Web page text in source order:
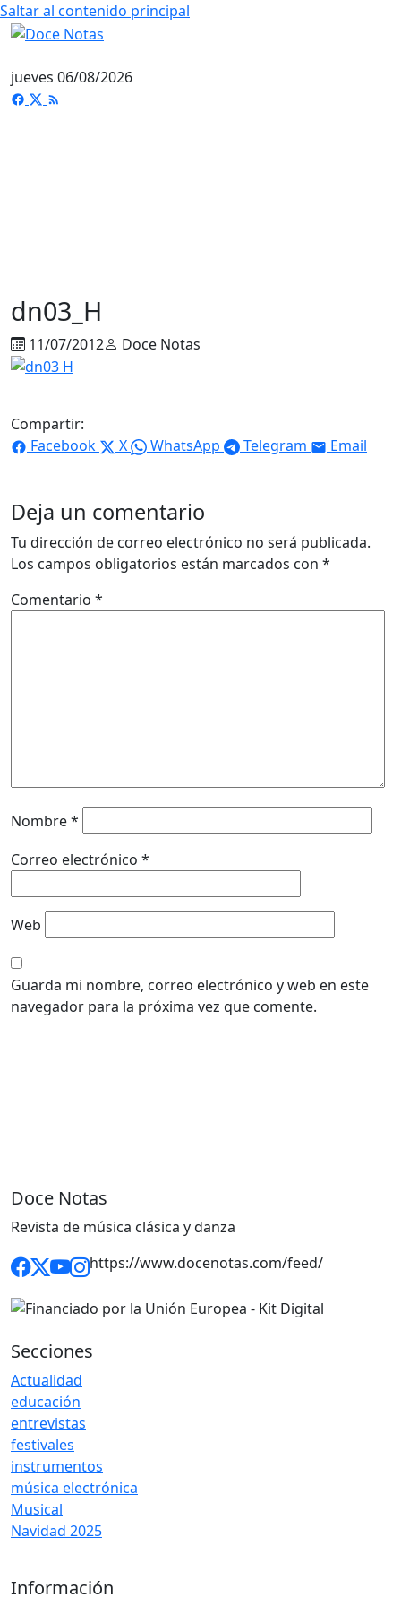
Saltar al contenido principal
jueves 06/08/2026
dn03_H
11/07/2012 Doce Notas
Compartir:
Facebook
X WhatsApp Telegram Email
Deja un comentario
Tu dirección de correo electrónico no será publicada.
Los campos obligatorios están marcados con *
Comentario *
Nombre*
Correo electrónico *
Web
Guarda mi nombre, correo electrónico y web en este
navegador para la próxima vez que comente.
Doce Notas
Revista de música clásica y danza
https://www.docenotas.com/feed/
Secciones
Actualidad
educación
entrevistas
festivales
instrumentos
música electrónica
Musical
Navidad 2025
Información